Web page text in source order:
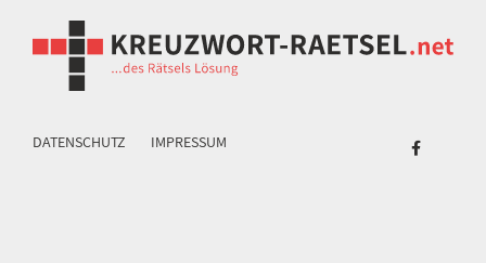
DATENSCHUTZ IMPRESSUM